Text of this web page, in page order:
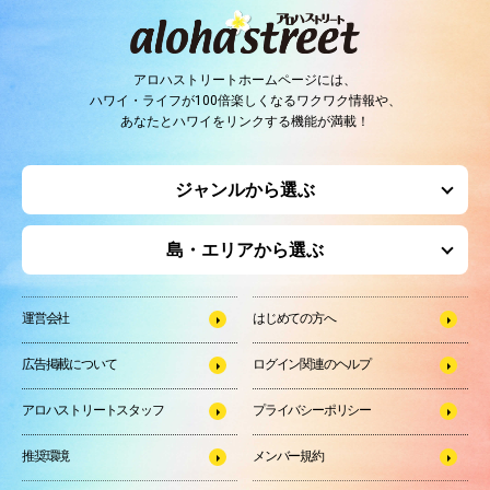
アロハストリートホームページには、
ハワイ・ライフが100倍楽しくなるワクワク情報や、
あなたとハワイをリンクする機能が満載！
ジャンルから選ぶ
島・エリアから選ぶ
運営会社 はじめての方へ
広告掲載について ログイン関連のヘルプ
アロハストリートスタッフ プライバシーポリシー
推奨環境 メンバー規約